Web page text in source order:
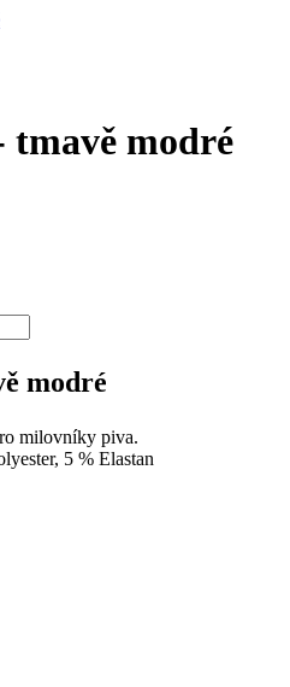
tmavě modré
modré
milovníky piva.
5 % Elastan